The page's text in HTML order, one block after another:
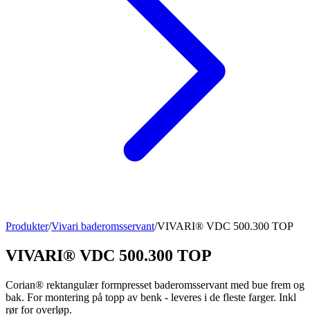
Produkter/Vivari baderomsservant/VIVARI® VDC 500.300 TOP
VIVARI® VDC 500.300 TOP
Corian® rektangulær formpresset baderomsservant med bue frem og
bak. For montering på topp av benk - leveres i de fleste farger. Inkl
rør for overløp.